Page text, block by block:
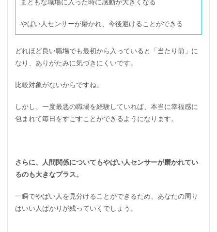
まともな職場に入った時に感動が大きくなる
やばい人センサーが磨かれ、今後避けることができる
どれほど良い職場でも最初から入っていると「当たり前」に
なり、ありがたみに気づきにくいです。
比較対象がないからですね。
しかし、一度最悪の職場を経験していれば、本当に幸福感に
包まれて毎日をすごすことができるようになります。
さらに、人間関係についてもやばい人センサーが磨かれてい
るのも大きなプラス。
一瞬でやばい人を見分けることができるため、あなたの周り
はいい人ばかりが残っていくでしょう。